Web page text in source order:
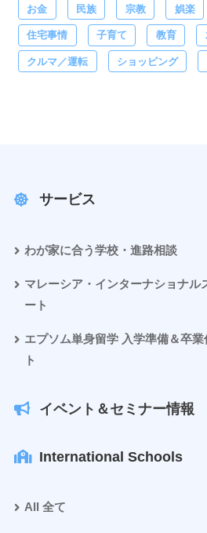
お金 民族 宗教 娯楽
住宅事情 子育て 教育
クルマ／運転 ショッピング
サービス
わが家に合う学校・進路相談
マレーシア・インターナショナル
ート
エプソム単身留学 入学準備＆卒
ト
イベント＆セミナー情報
International Schools
All 全て